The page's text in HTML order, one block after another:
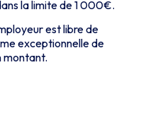
la limite de 1 000€.
est libre de
exceptionnelle de
montant.